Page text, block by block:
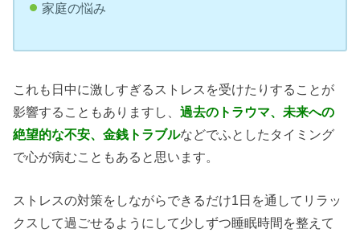
家庭の悩み
これも日中に激しすぎるストレスを受けたりすることが
影響することもありますし、過去のトラウマ、未来への
絶望的な不安、金銭トラブルなどでふとしたタイミング
で心が病むこともあると思います。
ストレスの対策をしながらできるだけ1日を通してリラッ
クスして過ごせるようにして少しずつ睡眠時間を整えて